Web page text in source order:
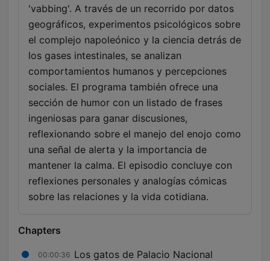
'vabbing'. A través de un recorrido por datos
geográficos, experimentos psicológicos sobre
el complejo napoleónico y la ciencia detrás de
los gases intestinales, se analizan
comportamientos humanos y percepciones
sociales. El programa también ofrece una
sección de humor con un listado de frases
ingeniosas para ganar discusiones,
reflexionando sobre el manejo del enojo como
una señal de alerta y la importancia de
mantener la calma. El episodio concluye con
reflexiones personales y analogías cómicas
sobre las relaciones y la vida cotidiana.
Chapters
00:00:36 Los gatos de Palacio Nacional